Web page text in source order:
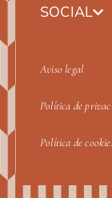
SOCIAL
Aviso legal
Política de
Política de